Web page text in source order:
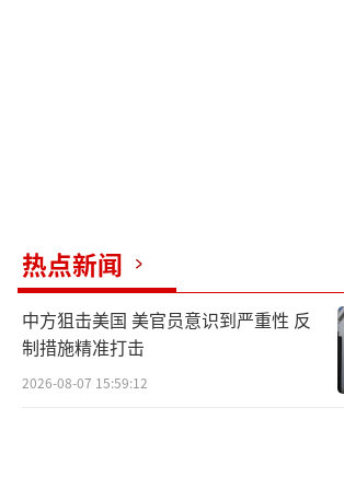
国威胁和挑衅的决心。
（责任编辑：卢其龙 CM0882）
热点新闻
中方狙击美国 美官员意识到严重性 反
制措施精准打击
2026-08-07 15:59:12